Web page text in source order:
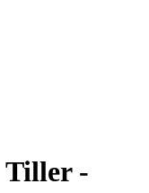
Tiller -